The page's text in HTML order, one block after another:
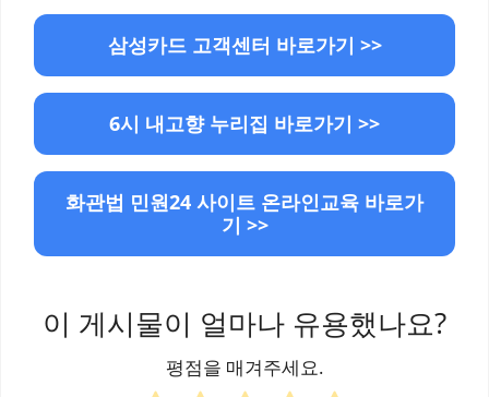
삼성카드 고객센터 바로가기 >>
6시 내고향 누리집 바로가기 >>
화관법 민원24 사이트 온라인교육 바로가
기 >>
이 게시물이 얼마나 유용했나요?
평점을 매겨주세요.